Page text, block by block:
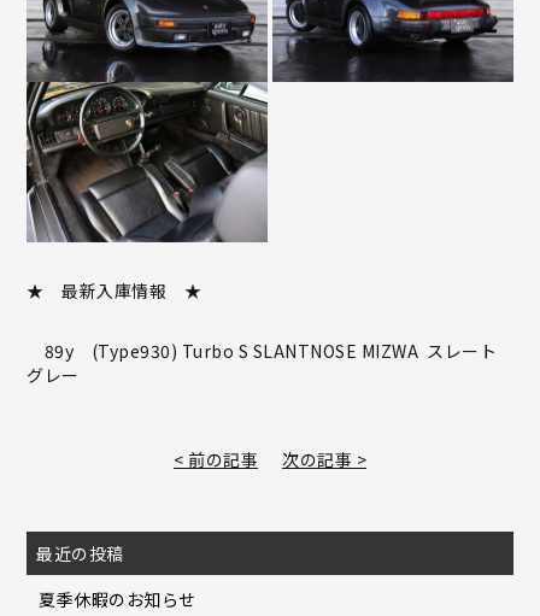
★ 最新入庫情報 ★
89y (Type930) Turbo S SLANTNOSE MIZWA スレート
グレー
< 前の記事 次の記事 >
最近の投稿
夏季休暇のお知らせ